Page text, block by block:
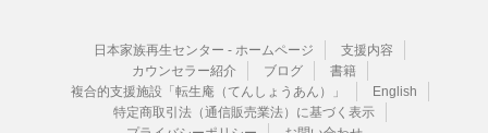
日本家族再生センター - ホームページ
支援内容
カウンセラー紹介
ブログ
書籍
複合的支援施設「転生庵（てんしょうあん）」
English
特定商取引法（通信販売業法）に基づく表示